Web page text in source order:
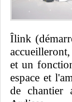
Îlink
et un
espace et
de chantier